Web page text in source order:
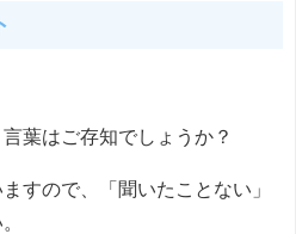
葉はご存知でしょうか？
すので、「聞いたことない」